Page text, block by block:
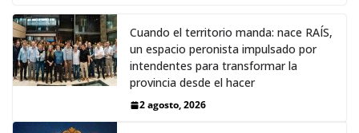
Cuando el territorio manda: nace RAÍS,
un espacio peronista impulsado por
intendentes para transformar la
provincia desde el hacer
2 agosto, 2026